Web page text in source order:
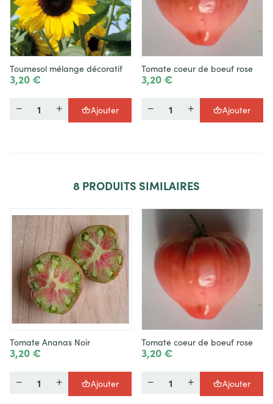
Tournesol mélange décoratif
3,20 €
Ajouter
Tomate coeur de boeuf rose
3,20 €
Ajouter
8 PRODUITS SIMILAIRES
Tomate Ananas Noir
3,20 €
Ajouter
Tomate coeur de boeuf rose
3,20 €
Ajouter